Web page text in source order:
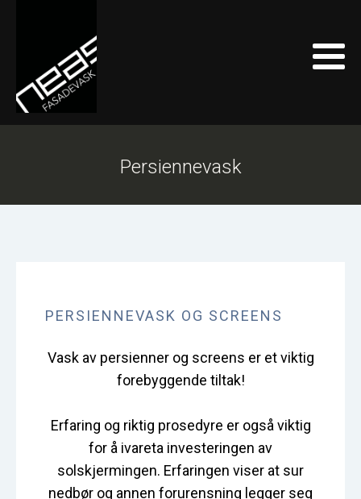
Persiennevask
PERSIENNEVASK OG SCREENS
Vask av persienner og screens er et viktig
forebyggende tiltak!
Erfaring og riktig prosedyre er også viktig
for å ivareta investeringen av
solskjermingen. Erfaringen viser at sur
nedbør og annen forurensning legger seg